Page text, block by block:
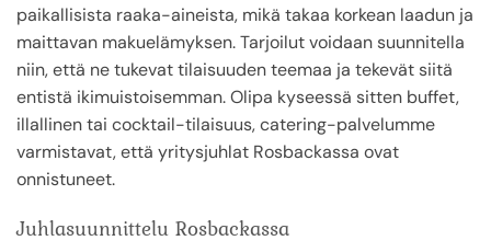
paikallisista raaka-aineista, mikä takaa korkean laadun ja
maittavan makuelämyksen. Tarjoilut voidaan suunnitella
niin, että ne tukevat tilaisuuden teemaa ja tekevät siitä
entistä ikimuistoisemman. Olipa kyseessä sitten buffet,
illallinen tai cocktail-tilaisuus, catering-palvelumme
varmistavat, että yritysjuhlat Rosbackassa ovat
onnistuneet.
Juhlasuunnittelu Rosbackassa